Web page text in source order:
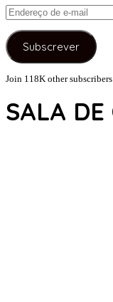
Endereço
de
e-
mail
Subscrever
Join 118K other subscribers
SALA DE